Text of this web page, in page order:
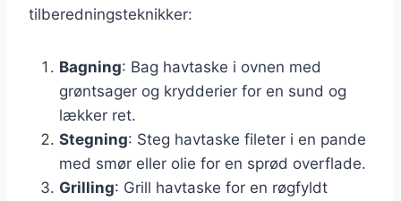
tilberedningsteknikker:
Bagning: Bag havtaske i ovnen med
grøntsager og krydderier for en sund og
lækker ret.
Stegning: Steg havtaske fileter i en pande
med smør eller olie for en sprød overflade.
Grilling: Grill havtaske for en røgfyldt